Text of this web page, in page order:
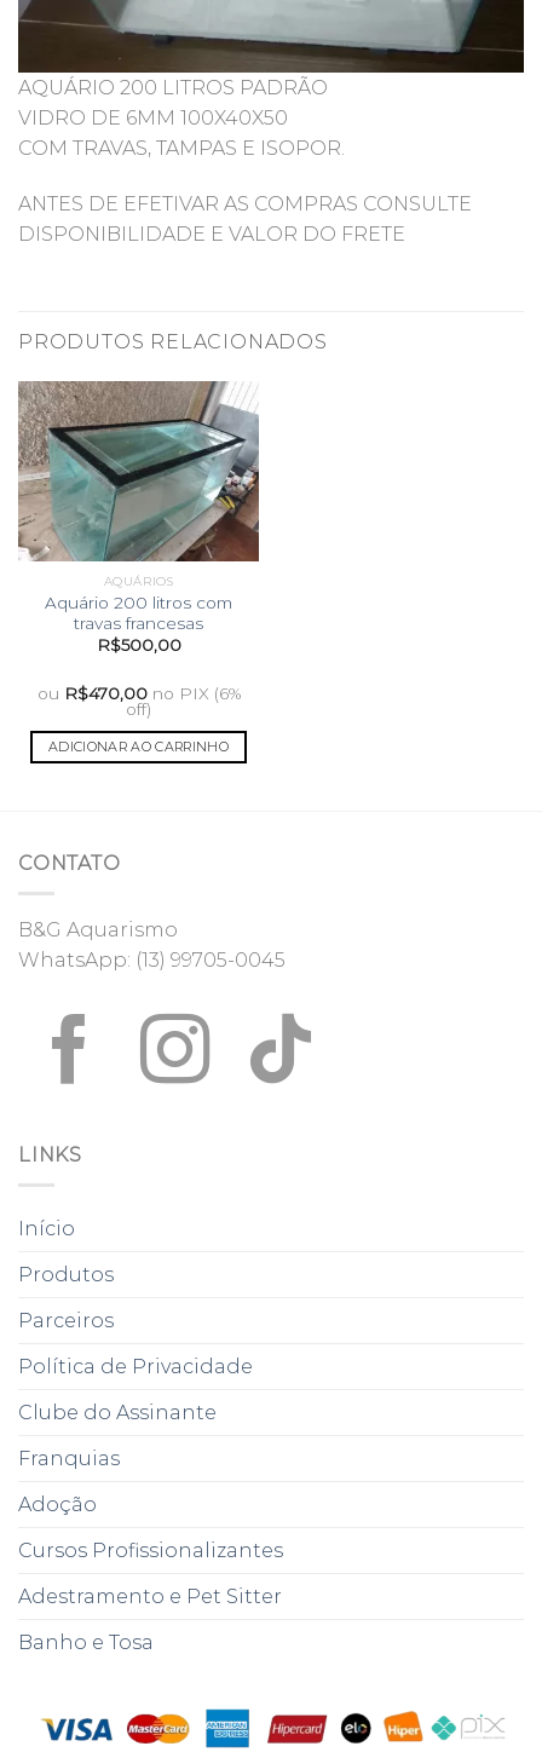
AQUÁRIO 200 LITROS PADRÃO
VIDRO DE 6MM 100X40X50
COM TRAVAS, TAMPAS E ISOPOR.
ANTES DE EFETIVAR AS COMPRAS CONSULTE
DISPONIBILIDADE E VALOR DO FRETE
PRODUTOS RELACIONADOS
AQUÁRIOS
Aquário 200 litros com
travas francesas
R$500,00
ou R$470,00 no PIX (6%
off)
ADICIONAR AO CARRINHO
CONTATO
B&G Aquarismo
WhatsApp: (13) 99705-0045
LINKS
Início
Produtos
Parceiros
Política de Privacidade
Clube do Assinante
Franquias
Adoção
Cursos Profissionalizantes
Adestramento e Pet Sitter
Banho e Tosa